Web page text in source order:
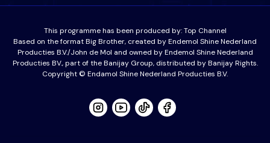
This programme has been produced by:Top Channel
Based on the format Big Brother, created by Endemol Shine Nederland
Producties B.V./John de Mol and owned by Endemol Shine Nederland
Producties BV., part of the Banijay Group, distributed by Banijay Rights.
Copyright © Endamol Shine Nederland Producties B.V.